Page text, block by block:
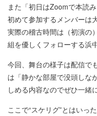
また「初日はZoomで本読
初めて参加するメンバーは
実際の稽古時間は（初演の
組を優しくフォローする浜
今回、舞台の様子は配信で
は「静かな部屋で没頭しな
しめる内容なのでぜひ一緒
ここで“スケリグ”とはい